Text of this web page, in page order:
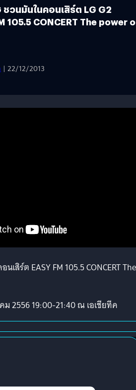
ชวนมันในคอนเสิร์ต LG G2
105.5 CONCERT The power
| 22/12/2013
เสิร์ต EASY FM 105.5 CONCERT The
2556 19:00-21:40 ณ เอเชียทีค